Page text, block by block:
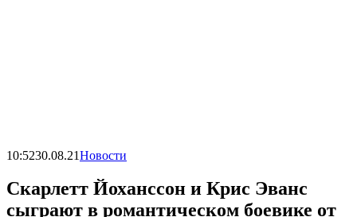
10:5230.08.21Новости
Скарлетт Йоханссон и Крис Эванс
сыграют в романтическом боевике от